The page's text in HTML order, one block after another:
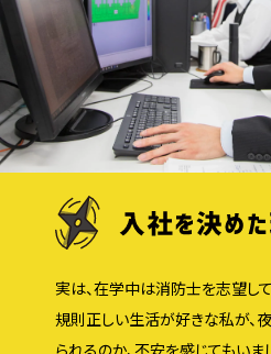
実は、在学中は消防士を志望して
規則正しい生活が好きな私が、
られるのか、不安を感じてもいま